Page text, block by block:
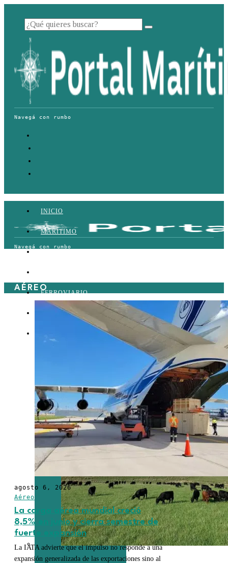
INICIO
MARÍTIMO
FERROVIARIO
LOGÍSTICA
COMERCIO EXTERIOR
AÉREO
agosto 6, 2026
Aéreo
La carga aérea mundial creció
8,5% en junio y cierra semestre de
fuerte expansión
La IATA advierte que el impulso no responde a una
expansión generalizada de las exportaciones sino al